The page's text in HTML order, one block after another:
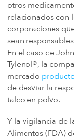
otros
relacionados con
corporaciones
sean
En el caso de
Tylenol®, la
mercado
de desviar la
talco en polvo.
Y la vigilancia de
Alimentos (FDA)